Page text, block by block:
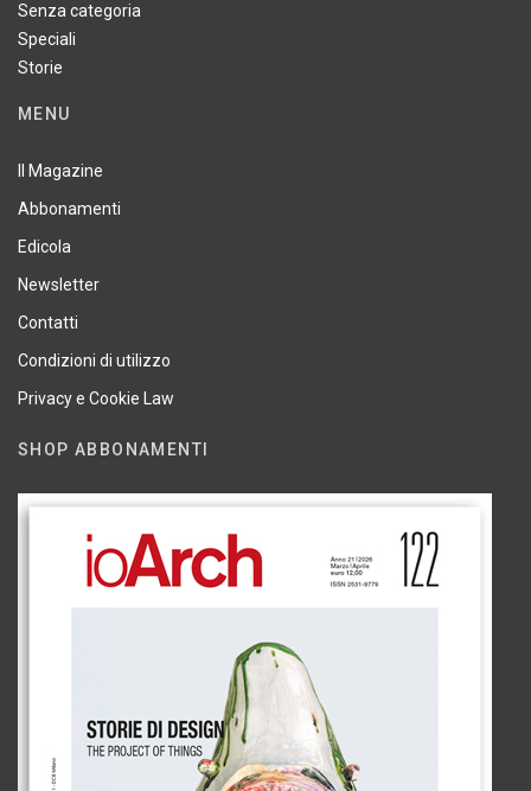
Senza categoria
Speciali
Storie
MENU
Il Magazine
Abbonamenti
Edicola
Newsletter
Contatti
Condizioni di utilizzo
Privacy e Cookie Law
SHOP ABBONAMENTI